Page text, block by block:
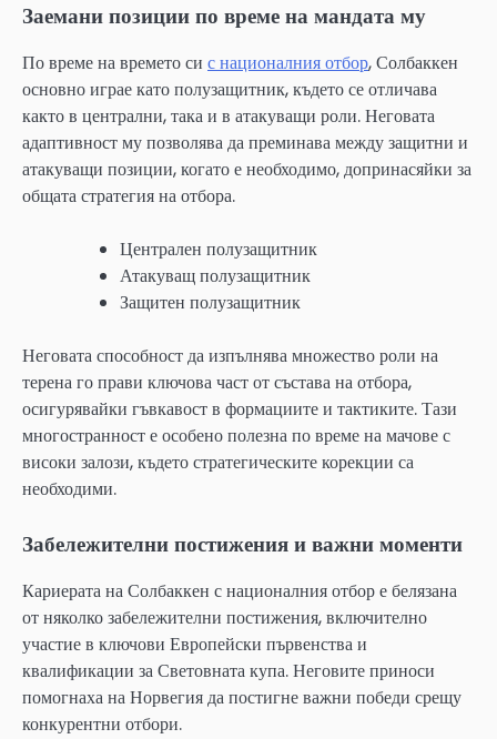
Заемани позиции по време на мандата му
По време на времето си с националния отбор, Солбаккен
основно играе като полузащитник, където се отличава
както в централни, така и в атакуващи роли. Неговата
адаптивност му позволява да преминава между защитни и
атакуващи позиции, когато е необходимо, допринасяйки за
общата стратегия на отбора.
Централен полузащитник
Атакуващ полузащитник
Защитен полузащитник
Неговата способност да изпълнява множество роли на
терена го прави ключова част от състава на отбора,
осигурявайки гъвкавост в формациите и тактиките. Тази
многостранност е особено полезна по време на мачове с
високи залози, където стратегическите корекции са
необходими.
Забележителни постижения и важни моменти
Кариерата на Солбаккен с националния отбор е белязана
от няколко забележителни постижения, включително
участие в ключови Европейски първенства и
квалификации за Световната купа. Неговите приноси
помогнаха на Норвегия да постигне важни победи срещу
конкурентни отбори.